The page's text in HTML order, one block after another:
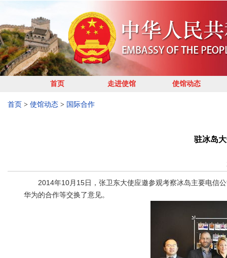
首页 走进使馆 使馆动态
首页 > 使馆动态 > 国际合作
驻冰岛
2014年10月15日，张卫东大使应邀参观考察冰岛主要电信
华为的合作等交换了意见。